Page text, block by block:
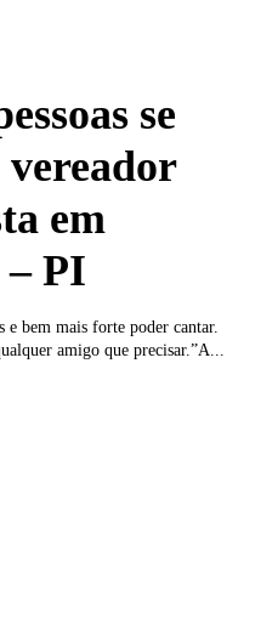
se
vereador
em
– PI
bem mais forte poder cantar.
amigo que precisar.”A...